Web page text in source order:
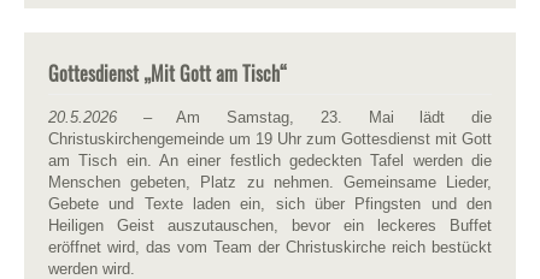
Gottesdienst „Mit Gott am Tisch“
20.5.2026 – Am Samstag, 23. Mai lädt die
Christuskirchengemeinde um 19 Uhr zum Gottesdienst mit Gott
am Tisch ein. An einer festlich gedeckten Tafel werden die
Menschen gebeten, Platz zu nehmen. Gemeinsame Lieder,
Gebete und Texte laden ein, sich über Pfingsten und den
Heiligen Geist auszutauschen, bevor ein leckeres Buffet
eröffnet wird, das vom Team der Christuskirche reich bestückt
werden wird.